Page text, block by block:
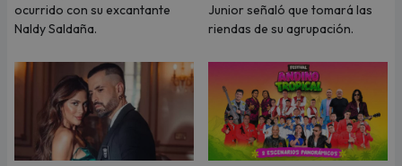
ocurrido con su excantante
Naldy Saldaña.
Junior señaló que tomará las
riendas de su agrupación.